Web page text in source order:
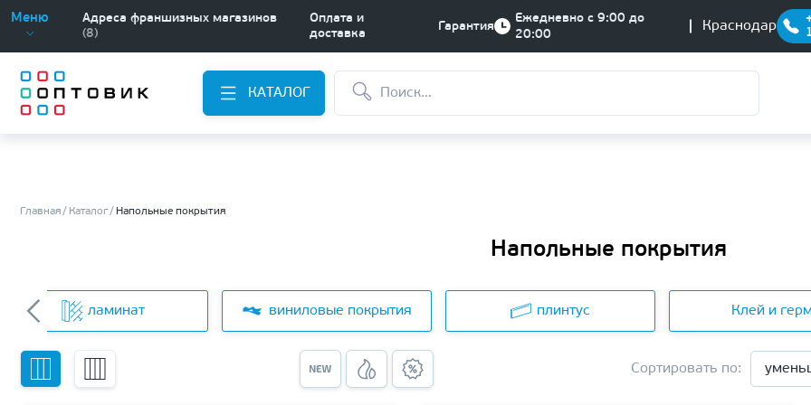
Меню
Адреса франшизных магазинов
(8)
Оплата и
доставка
Гарантия
Ежедневно с 9:00 до
20:00
Краснодар
КАТАЛОГ
Главная Каталог Напольные покрытия
Напольные покрытия
ламинат виниловые покрытия плинтус Клей и
Сортировать по: